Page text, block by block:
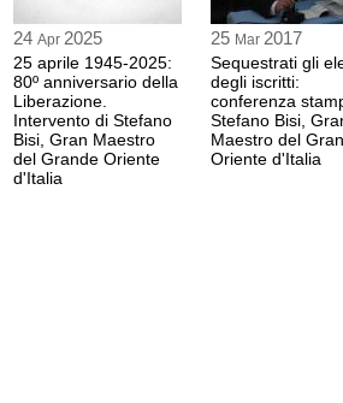
24 Apr 2025
25 aprile 1945-2025:
80º anniversario della
Liberazione.
Intervento di Stefano
Bisi, Gran Maestro
del Grande Oriente
d'Italia
25 Mar 2017
Sequestrati gli
degli iscritti:
conferenza
Stefano Bisi,
Maestro del
Oriente d'Italia